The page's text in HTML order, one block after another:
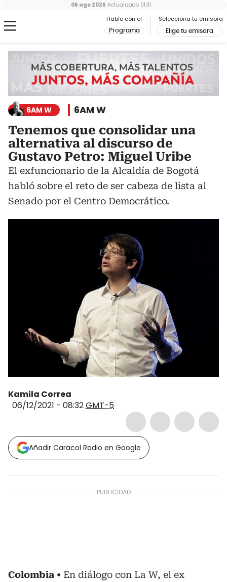
Hable con el
Programa
Selecciona tu emisora
Elige tu emisora
06 ago 2026 Actualizado 01:31
6AM W 6AM W
Tenemos que consolidar una
alternativa al discurso de
Gustavo Petro: Miguel Uribe
El exfuncionario de la Alcaldía de Bogotá
habló sobre el reto de ser cabeza de lista al
Senado por el Centro Democrático.
Kamila Correa
06/12/2021 - 08:32GMT-5
Añadir Caracol Radio en Google
Colombia
En diálogo con La W, el ex